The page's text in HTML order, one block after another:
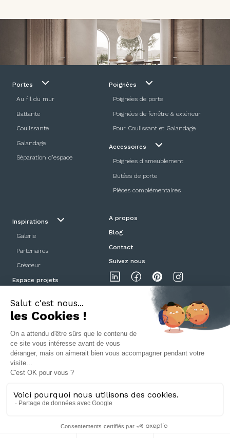
Portes
Au fil du mur
Battante
Coulissante
Galandage
Séparation d’espace
Poignées
Poignées de porte
Poignées de fenêtre & extérieur
Pour Coulissant et Galandage
Accessoires
Poignées d'ameublement
Butées de porte
Pièces complémentaires
Inspirations
Galerie
Partenaires
Créateur
Espace projets
A propos
Blog
Contact
Suivez nous
Mentions légalesPolitique de confidentialitéCGV